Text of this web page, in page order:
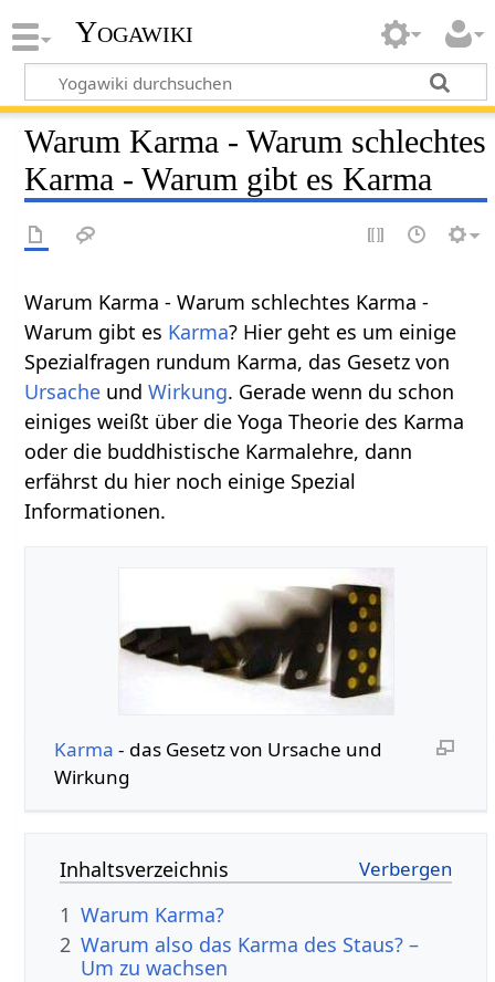
Yogawiki
Warum Karma - Warum schlechtes
Karma - Warum gibt es Karma
Warum Karma - Warum schlechtes Karma -
Warum gibt es Karma? Hier geht es um einige
Spezialfragen rundum Karma, das Gesetz von
Ursache undWirkung. Gerade wenn du schon
einiges weißt über die Yoga Theorie des Karma
oder die buddhistische Karmalehre, dann
erfährst du hier noch einige Spezial
Informationen.
Karma - das Gesetz von Ursache und
Wirkung
Inhaltsverzeichnis
1 Warum Karma?
2 Warum also das Karma des Staus? –
Um zu wachsen